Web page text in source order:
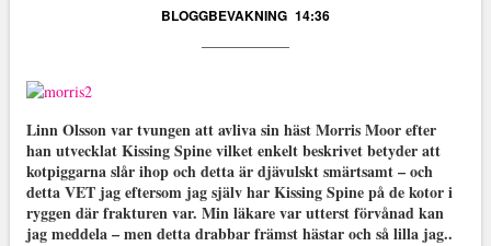
BLOGGBEVAKNING 14:36
Linn Olsson var tvungen att avliva sin häst Morris Moor efter
han utvecklat Kissing Spine vilket enkelt beskrivet betyder att
kotpiggarna slår ihop och detta är djävulskt smärtsamt – och
detta VET jag eftersom jag själv har Kissing Spine på de kotor i
ryggen där frakturen var. Min läkare var utterst förvånad kan
jag meddela – men detta drabbar främst hästar och så lilla jag..